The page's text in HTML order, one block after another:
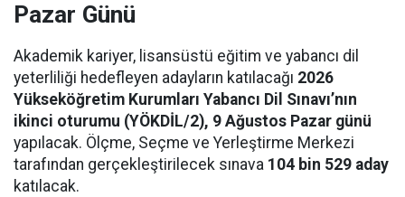
Pazar Günü
Akademik kariyer, lisansüstü eğitim ve yabancı dil
yeterliliği hedefleyen adayların katılacağı 2026
Yükseköğretim Kurumları Yabancı Dil Sınavı’nın
ikinci oturumu (YÖKDİL/2), 9 Ağustos Pazar günü
yapılacak. Ölçme, Seçme ve Yerleştirme Merkezi
tarafından gerçekleştirilecek sınava 104 bin 529 aday
katılacak.